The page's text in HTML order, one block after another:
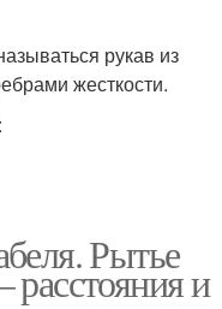
рукав из
жесткости.
Рытье
расстояния и